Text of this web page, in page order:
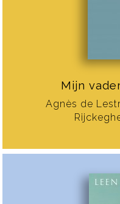
Mijn
Agnès de